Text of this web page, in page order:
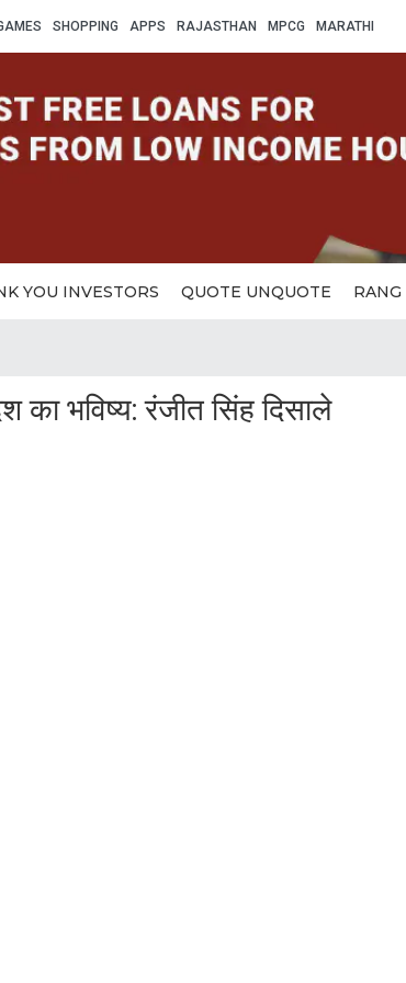
SHOPPING APPS RAJASTHAN MPCG MARATHI
YOU INVESTORS QUOTE UNQUOTE
का भविष्य: रंजीत सिंह दिसाले